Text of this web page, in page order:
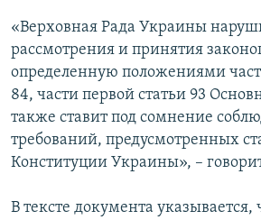
ELIFBE
УКРАИНСКАЯ ПРОБЛЕМА КРЫМА
Все сайты RFE/RL
«Верховная Рада Украины
рассмотрения и принятия
определенную положениями
84, части первой статьи 93
также ставит под сомнение
требований, предусмотренных
Конституции Украины», –
В тексте документа